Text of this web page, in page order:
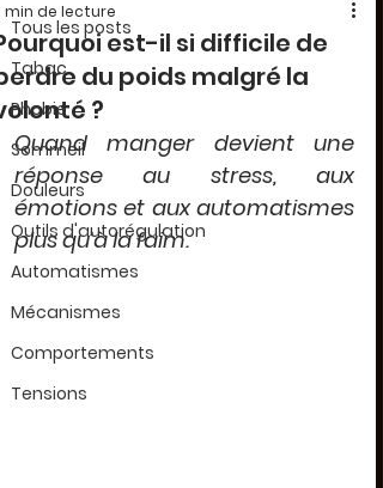
Tous les posts
Tabac
Phobie
Sommeil
Douleurs
Outils d'autorégulation
Automatismes
Mécanismes
Comportements
Tensions
est-il si difficile de
du poids malgré la
?
min de lecture
Quand manger devient une
réponse au stress, aux
émotions et aux automatismes
plus qu’à la faim.